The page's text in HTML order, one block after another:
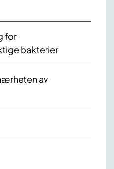
for
bakterier
av